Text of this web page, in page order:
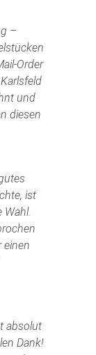
–
Order
und
diesen
ist
Wahl.
einen
absolut
Dank!